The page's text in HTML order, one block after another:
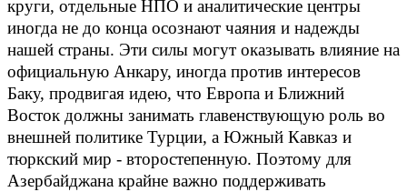
круги, отдельные НПО и аналитические центры
иногда не до конца осознают чаяния и надежды
нашей страны. Эти силы могут оказывать влияние на
официальную Анкару, иногда против интересов
Баку, продвигая идею, что Европа и Ближний
Восток должны занимать главенствующую роль во
внешней политике Турции, а Южный Кавказ и
тюркский мир - второстепенную. Поэтому для
Азербайджана крайне важно поддерживать